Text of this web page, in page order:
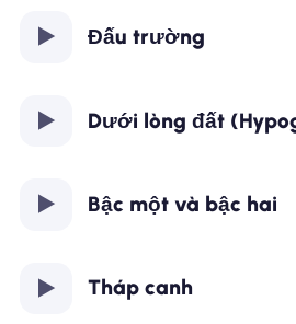
Đấu trường
Dưới lòng đất
Bậc một và bậc hai
Tháp canh